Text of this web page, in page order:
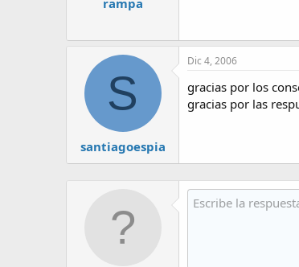
S
santiagoespia
Dic 4, 2006
gracias por los
gracias por las